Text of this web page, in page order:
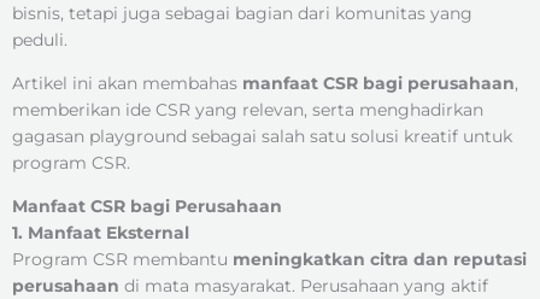
bisnis, tetapi juga sebagai bagian dari komunitas yang
peduli.
Artikel ini akan membahas manfaat CSR bagi perusahaan,
memberikan ide CSR yang relevan, serta menghadirkan
gagasan playground sebagai salah satu solusi kreatif untuk
program CSR.
Manfaat CSR bagi Perusahaan
1. Manfaat Eksternal
Program CSR membantu meningkatkan citra dan reputasi
perusahaan di mata masyarakat. Perusahaan yang aktif